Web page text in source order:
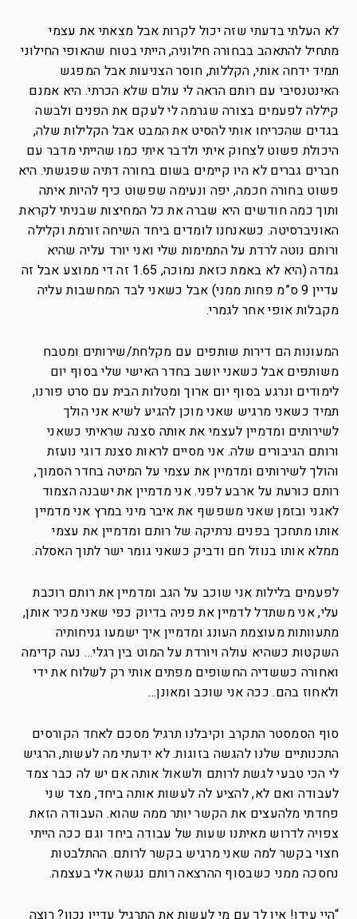
לא העלתי בדעתי שזה יכול לקרות אבל מצאתי את עצמי
מתחיל להתאהב בבחורה חילוניה, הייתי בטוח שהאופי החילוני
תמיד ידחה אותי, הקללות, חוסר הצניעות אבל המפגש
האינטנסיבי עם רותם הראה לי עולם שלא הכרתי. היא אמנם
קיללה לפעמים בצורה שגרמה לי לעקם את הפנים ולבשה
בגדים שהכריחו אותי להסיט את המבט אבל הקלילות שלה,
היכולת פשוט לצחוק איתי ולדבר איתי כמו שהייתי מדבר עם
חברים גברים לא היו קיימים בשום בחורה דתיה שפגשתי. היא
פשוט בחורה חכמה, יפה ונעימה שפשוט כיף להיות איתה
ותוך כמה חודשים היא שברה את כל המחיצות שבניתי לקראת
האוניברסיטה. כשאנחנו לומדים ביחד השיחה זורמת וקלילה
ורותם נוטה לרדת על התמימות שלי ואני יורד עליה שהיא
גמדה (היא לא באמת כזאת נמוכה, 1.65 זה די ממוצע אבל זה
עדיין 9 ס”מ פחות ממני) אבל כשאני לבד המחשבות עליה
מקבלות אופי אחר לגמרי.
המעונות הם דירות שותפים עם מקלחת/שירותים ומטבח
משותפים אבל כשאני יושב בחדר האישי שלי בסוף יום
לימודים ונרגע בסוף יום ארוך ומטלות הבית עם סרט פורנו,
תמיד כשאני מרגיש שאני מוכן להגיע לשיא אני הולך
לשירותים ומדמיין לעצמי את אותה סצנה שראיתי כשאני
ורותם הגיבורים שלה. אני מסיים לראות סצנת דוגי נועזת
והולך לשירותים ומדמיין את עצמי על המיטה בחדר הסמוך,
רותם כורעת על ארבע לפני. אני מדמיין את ישבנה הצמוד
לאגני ובזמן שאני משפשף את איבר מיני במרץ אני מדמיין
אותו מתחכך בפנים נרתיקה של רותם ומדמיין את עצמי
ממלא אותו בנוזל חם ודביק כשאני גומר ישר לתוך האסלה.
לפעמים בלילות אני שוכב על הגב ומדמיין את רותם רוכבת
עלי, אני משתדל לדמיין את פניה בדיוק כפי שאני מכיר אותן,
מתעוותות מעוצמת העונג ומדמיין איך ישמעו גניחותיה
השקטות כשהיא עולה ויורדת על המוט בין רגלי… נעה קדימה
ואחורה כששדיה החשופים מפתים אותי רק לשלוח את ידי
ולאחוז בהם. ככה אני שוכב ומאונן…
סוף הסמסטר התקרב וקיבלנו תרגיל מסכם לאחד הקורסים
התכנותיים שלנו להגשה בזוגות. לא ידעתי מה לעשות, הרגיש
לי הכי טבעי לגשת לרותם ולשאול אותה אם יש לה כבר צמד
לעבודה ואם לא, להציע לה לעשות אותה ביחד, מצד שני
פחדתי מלהעצים את הקשר יותר ממה שהוא. העבודה הזאת
צפויה לדרוש מאיתנו שעות של עבודה ביחד וגם ככה הייתי
חצוי בקשר למה שאני מרגיש בקשר לרותם. ההתלבטות
נחסכה ממני כשבסוף ההרצאה רותם נגשה אלי בעצמה.
“היי עידו! אין לך עם מי לעשות את התרגיל עדיין נכון? רוצה